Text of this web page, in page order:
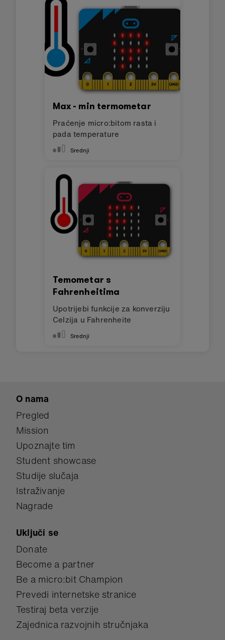
Max - min termometar
Praćenje micro:bitom rasta i
pada temperature
Srednji
Temometar s
Fahrenheitima
Upotrijebi funkcije za konverziju
Celzija u Fahrenheite
Srednji
O nama
Pregled
Mission
Upoznajte tim
Student showcase
Studije slučaja
Istraživanje
Nagrade
Uključi se
Donate
Become a partner
Be a micro:bit Champion
Prevedi internetske stranice
Testiraj beta verzije
Zajednica razvojnih stručnjaka